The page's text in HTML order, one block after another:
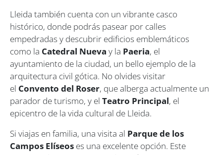
Lleida también cuenta con un vibrante casco
histórico, donde podrás pasear por calles
empedradas y descubrir edificios emblemáticos
como la Catedral Nueva y la Paeria, el
ayuntamiento de la ciudad, un bello ejemplo de la
arquitectura civil gótica. No olvides visitar
el Convento del Roser, que alberga actualmente un
parador de turismo, y el Teatro Principal, el
epicentro de la vida cultural de Lleida.
Si viajas en familia, una visita al Parque de los
Campos Elíseos es una excelente opción. Este